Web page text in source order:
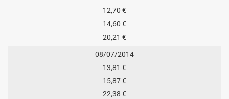
12,70 €
14,60 €
20,21 €
08/07/2014
13,81 €
15,87 €
22,38 €